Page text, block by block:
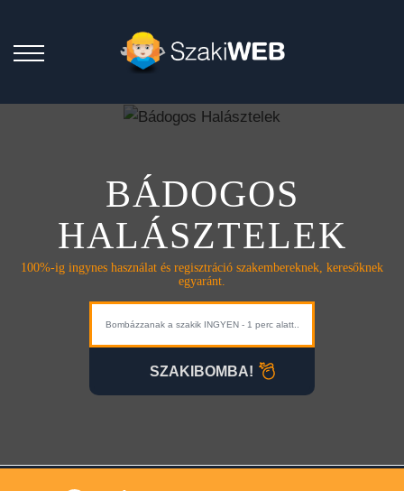
BÁDOGOS
HALÁSZTELEK
100%-ig ingynes használat és regisztráció szakembereknek, keresőknek
egyaránt.
SZAKIBOMBA!